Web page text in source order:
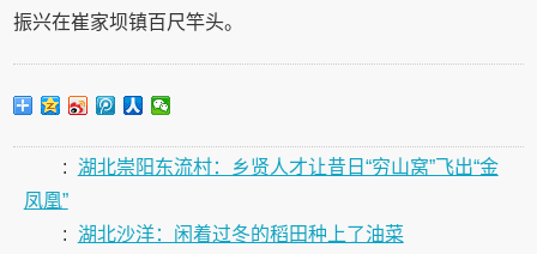
振兴在崔家坝镇百尺竿头。
: 湖北崇阳东流村：乡贤人才让昔日“穷山窝”飞出“金
凤凰”
: 湖北沙洋：闲着过冬的稻田种上了油菜